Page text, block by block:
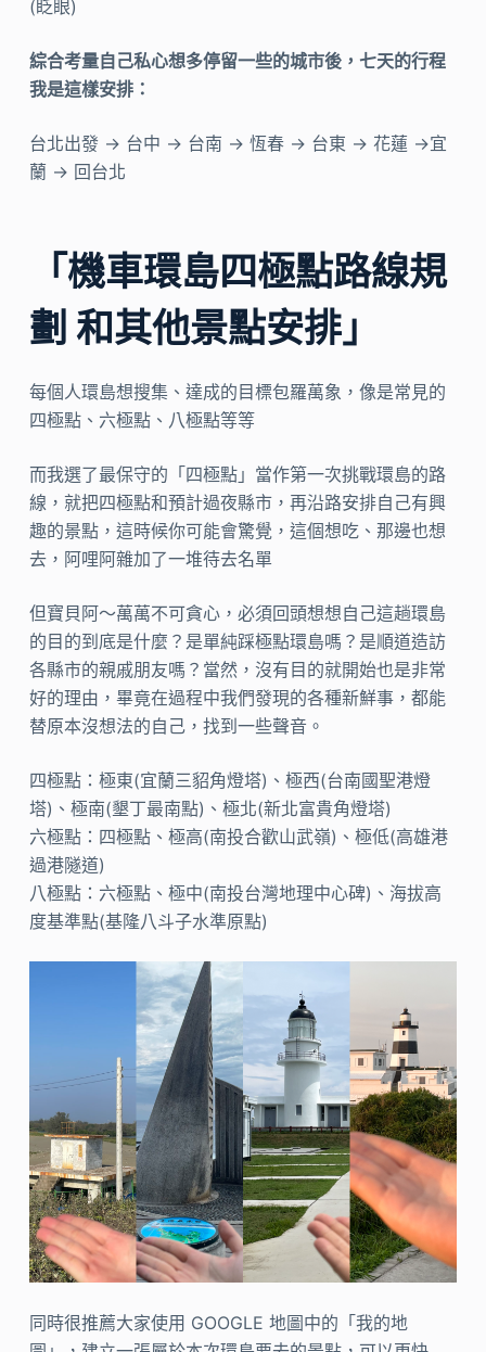
(眨眼)
綜合考量自己私心想多停留一些的城市後，七天的行程
我是這樣安排：
台北出發 → 台中 → 台南 → 恆春 → 台東 → 花蓮 →宜
蘭 → 回台北
「機車環島四極點路線規
劃 和其他景點安排」
每個人環島想搜集、達成的目標包羅萬象，像是常見的
四極點、六極點、八極點等等
而我選了最保守的「四極點」當作第一次挑戰環島的路
線，就把四極點和預計過夜縣市，再沿路安排自己有興
趣的景點，這時候你可能會驚覺，這個想吃、那邊也想
去，阿哩阿雜加了一堆待去名單
但寶貝阿～萬萬不可貪心，必須回頭想想自己這趟環島
的目的到底是什麼？是單純踩極點環島嗎？是順道造訪
各縣市的親戚朋友嗎？當然，沒有目的就開始也是非常
好的理由，畢竟在過程中我們發現的各種新鮮事，都能
替原本沒想法的自己，找到一些聲音。
四極點：極東(宜蘭三貂角燈塔)、極西(台南國聖港燈
塔)、極南(墾丁最南點)、極北(新北富貴角燈塔)
六極點：四極點、極高(南投合歡山武嶺)、極低(高雄港
過港隧道)
八極點：六極點、極中(南投台灣地理中心碑)、海拔高
度基準點(基隆八斗子水準原點)
同時很推薦大家使用 GOOGLE 地圖中的「我的地